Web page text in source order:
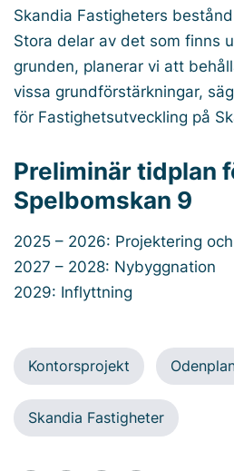
Skandia Fastigheters
Stora delar av det som finns
grunden, planerar vi att
vissa grundförstärkningar,
för Fastighetsutveckling på
Preliminär tidplan
Spelbomskan 9
2025 – 2026: Projektering
2027 – 2028: Nybyggnation
2029: Inflyttning
Kontorsprojekt
Skandia Fastigheter